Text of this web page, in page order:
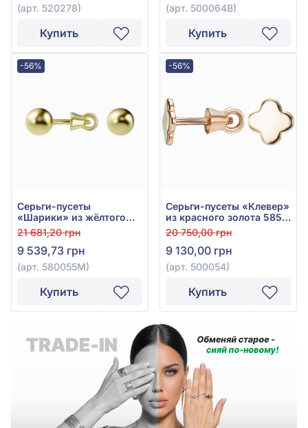
(арт. 520278)
Купить
(арт. 500064В)
Купить
-56%
Серьги-пусеты
«Шарики» из жёлтого
золота 585°, без вставок,
арт. 580055М
21 681,20 грн
9 539,73 грн
(арт. 580055М)
Купить
-56%
Серьги-пусеты «Клевер»
из красного золота 585°
без вставки, арт. 500054
20 750,00 грн
9 130,00 грн
(арт. 500054)
Купить